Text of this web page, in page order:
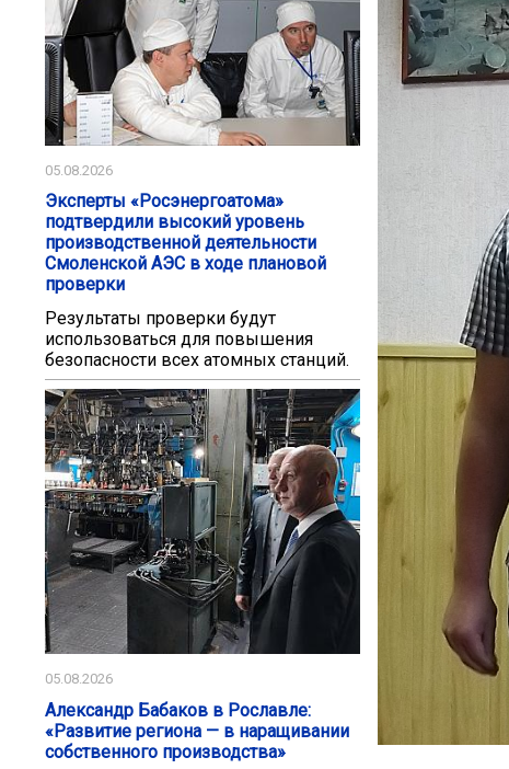
05.08.2026
Эксперты «Росэнергоатома»
подтвердили высокий уровень
производственной деятельности
Смоленской АЭС в ходе плановой
проверки
Результаты проверки будут
использоваться для повышения
безопасности всех атомных станций.
05.08.2026
Александр Бабаков в Рославле:
«Развитие региона — в наращивании
собственного производства»